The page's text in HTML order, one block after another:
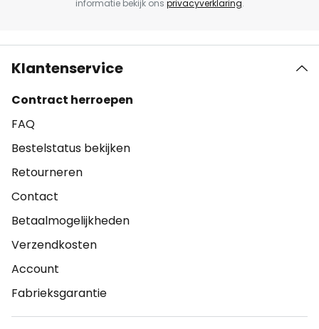
informatie bekijk ons privacyverklaring.
Klantenservice
Contract herroepen
FAQ
Bestelstatus bekijken
Retourneren
Contact
Betaalmogelijkheden
Verzendkosten
Account
Fabrieksgarantie